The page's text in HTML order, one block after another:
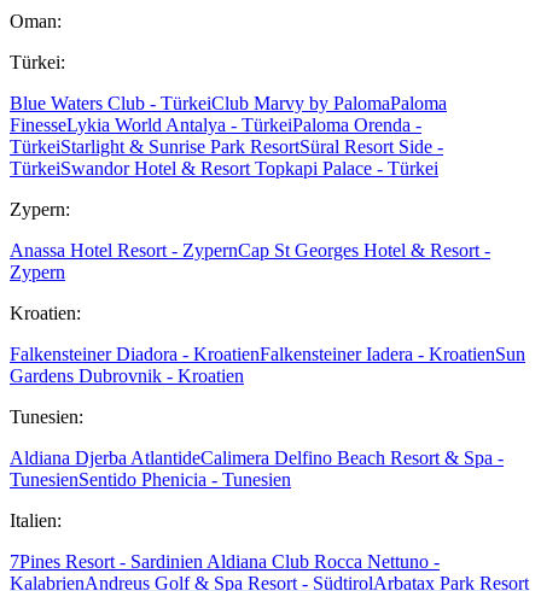
Oman:
Türkei:
Blue Waters Club - TürkeiClub Marvy by PalomaPaloma
FinesseLykia World Antalya - TürkeiPaloma Orenda -
TürkeiStarlight & Sunrise Park ResortSüral Resort Side -
TürkeiSwandor Hotel & Resort Topkapi Palace - Türkei
Zypern:
Anassa Hotel Resort - ZypernCap St Georges Hotel & Resort -
Zypern
Kroatien:
Falkensteiner Diadora - KroatienFalkensteiner Iadera - KroatienSun
Gardens Dubrovnik - Kroatien
Tunesien:
Aldiana Djerba AtlantideCalimera Delfino Beach Resort & Spa -
TunesienSentido Phenicia - Tunesien
Italien:
7Pines Resort - Sardinien Aldiana Club Rocca Nettuno -
KalabrienAndreus Golf & Spa Resort - SüdtirolArbatax Park Resort